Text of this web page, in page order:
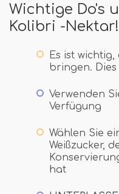
Wichtige Do's
Kolibri -Nektar!
Es ist
bringen.
Verwenden
Verfügung
Wählen Sie
Weißzucker,
hat